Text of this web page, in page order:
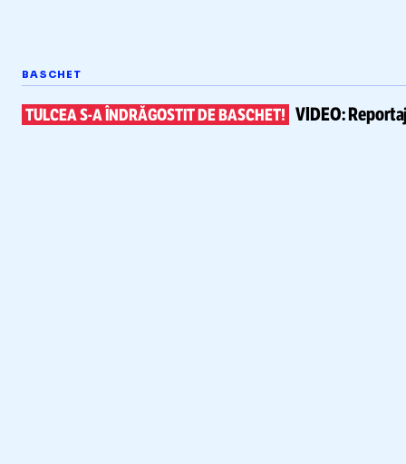
BASCHET
TULCEAS-AÎNDRĂGOSTIT DE BASCHET! VIDEO: